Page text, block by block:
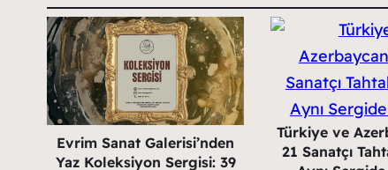
Evrim Sanat Galerisi’nden
Yaz Koleksiyon Sergisi: 39
Türkiye ve
21 Sanatçı